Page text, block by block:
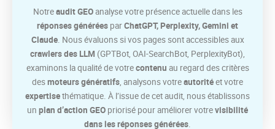
Notreaudit GEOanalyse votre présence actuelle dans les
réponses générées parChatGPT, Perplexity, Gemini et
Claude. Nous évaluons si vos pages sont accessibles aux
crawlers des LLM (GPTBot, OAI-SearchBot, PerplexityBot),
examinons la qualité de votrecontenu au regard des critères
desmoteurs génératifs, analysons votreautoritéet votre
expertisethématique. À l’issue de cet audit, nous établissons
un plan d’action GEO priorisé pour améliorer votrevisibilité
dans les réponses générées.